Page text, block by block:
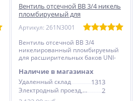
Вентиль отсечной ВВ 3/4 никель
пломбируемый для
расширительных баков UNI-FITT
Артикул: 261N3001
Вентиль отсечной ВВ 3/4
никелированный пломбируемый
для расширительных баков UNI-
Наличие в магазинах
Удаленный склад 1313
Электродный проезд, 6с1
2